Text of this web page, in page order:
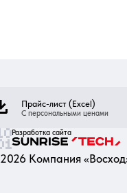
Прайс-лист (Excel)
С персональными ценами
Разработка сайта
2026 Компания